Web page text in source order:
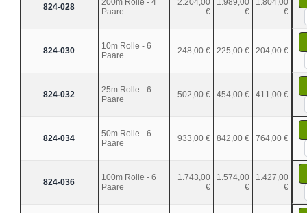
824-028
200m Rolle - 4
Paare
2.204,00
€
1.989,00
€
1.804,00
€
824-030
10m Rolle - 6
Paare
248,00 € 225,00 € 204,00 €
824-032
25m Rolle - 6
Paare
502,00 € 454,00 € 411,00 €
824-034
50m Rolle - 6
Paare
933,00 € 842,00 € 764,00 €
824-036
100m Rolle - 6
Paare
1.743,00
€
1.574,00
€
1.427,00
€